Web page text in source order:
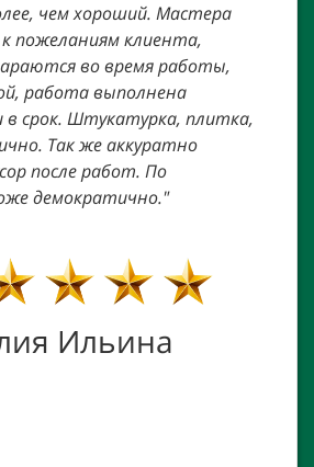
чем хороший. Мастера
пожеланиям клиента,
во время работы,
работа выполнена
в срок. Штукатурка, плитка,
Так же аккуратно
после работ. По
демократично."
Ильина